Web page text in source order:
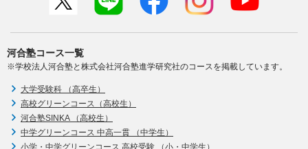
河合塾コース一覧
※学校法人河合塾と株式会社河合塾進学研究社のコースを掲載しています。
大学受験科 （高卒生）
高校グリーンコース（高校生）
河合塾SINKA （高校生）
中学グリーンコース 中高一貫 （中学生）
小学・中学グリーンコース 高校受験 （小・中学生）